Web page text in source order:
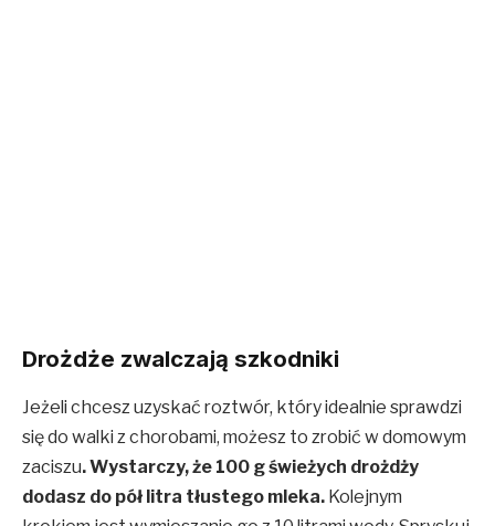
Drożdże zwalczają szkodniki
Jeżeli chcesz uzyskać roztwór, który idealnie sprawdzi
się do walki z chorobami, możesz to zrobić w domowym
zaciszu. Wystarczy, że 100 g świeżych drożdży
dodasz do pół litra tłustego mleka. Kolejnym